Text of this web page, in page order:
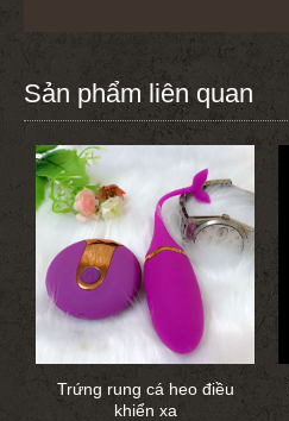
Sản phẩm liên quan
Trứng rung cá heo điều
khiển xa